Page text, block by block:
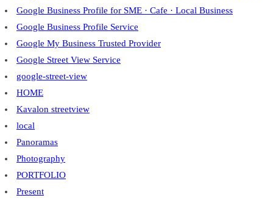
Google Business Profile for SME · Cafe · Local Business
Google Business Profile Service
Google My Business Trusted Provider
Google Street View Service
google-street-view
HOME
Kavalon streetview
local
Panoramas
Photography
PORTFOLIO
Present